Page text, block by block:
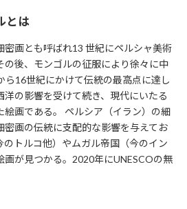
とは
密画とも呼ばれ13 世紀にペルシャ美術
の後、モンゴルの征服により徐々に中
ら16世紀にかけて伝統の最高点に達し
の影響を受けて続き、現代にいたる
絵画である。 ペルシア（イラン）の細
画の伝統に支配的な影響を与えてお
のトルコ他）やムガル帝国（今のイン
画が見つかる。2020年にUNESCOの無